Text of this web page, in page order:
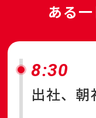
ある
8:30
出社、朝